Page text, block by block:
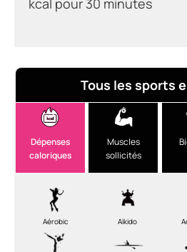
Tous les sports
Dépenses
caloriques
Muscles
sollicités
Aérobic Aïkido